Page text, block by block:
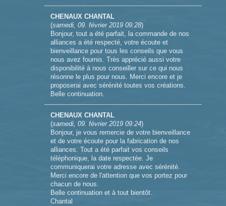
CHENAUX CHANTAL
(samedi, 09. février 2019 09:28)
Bonjour, tout a été parfait, la commande de nos
alliances a été respecté, votre écoute et
bienveillance pour tous les conseils que vous
nous avez fournis. Très apprécié aussi votre
disponibilité à nous conseiller sur ce qui nous
résonne le plus pour nous. Merci encore et je
proposerai avec sérénité toutes vos créations.
Belle continuation.
CHENAUX CHANTAL
(samedi, 09. février 2019 09:24)
Bonjour, je vous remercie de votre bienveillance
et de votre écoute pour la fabrication de nos
alliances. Tout a été parfait vos conseils
téléphonique, la date respectée. Je
communiquerai votre adresse avec sérénité.
Merci encore de l'attention que vos portez pour
chacun de nous.
Belle continuation et à tout bientôt.
Chantal